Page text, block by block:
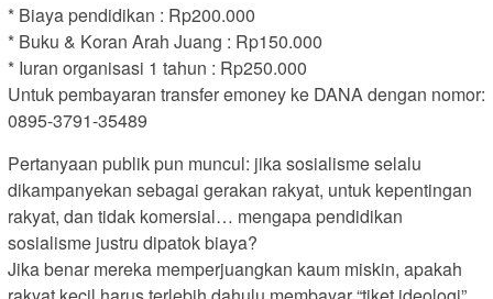
* Biaya pendidikan : Rp200.000
* Buku & Koran Arah Juang : Rp150.000
* Iuran organisasi 1 tahun : Rp250.000
Untuk pembayaran transfer emoney ke DANA dengan nomor:
0895-3791-35489
Pertanyaan publik pun muncul: jika sosialisme selalu
dikampanyekan sebagai gerakan rakyat, untuk kepentingan
rakyat, dan tidak komersial… mengapa pendidikan
sosialisme justru dipatok biaya?
Jika benar mereka memperjuangkan kaum miskin, apakah